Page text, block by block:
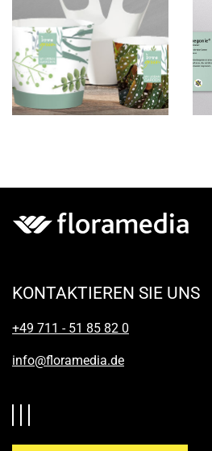
KONTAKTIEREN SIE UNS
+49 711 - 51 85 82 0
info@floramedia.de